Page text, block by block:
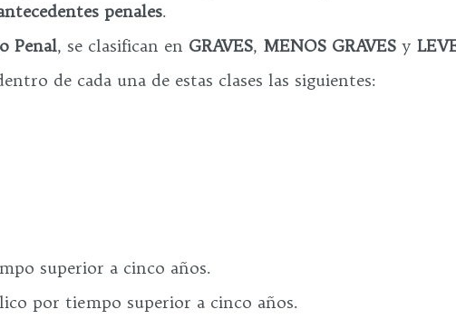
penales.
Penal, se clasifican en GRAVES, MENOS GRAVES y
de cada una de estas clases las siguientes:
superior a cinco años.
por tiempo superior a cinco años.